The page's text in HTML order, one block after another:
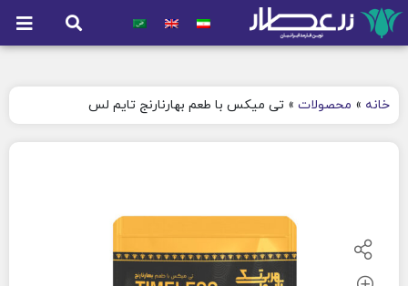
خانه » محصولات » تی میکس با طعم بهارنارنج تایم لس